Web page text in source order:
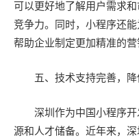
可以更好地了解用户需求
竞争力。同时，小程序还能
帮助企业制定更加精准的营
五、技术支持完善，
深圳作为中国小程序
源和人才储备。近年来，